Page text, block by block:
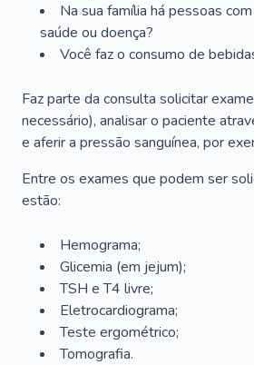
Na sua família há pessoas
saúde ou doença?
Você faz o consumo de
Faz parte da consulta solicitar
necessário), analisar o paciente
e aferir a pressão sanguínea, por
Entre os exames que podem ser
estão:
Hemograma;
Glicemia (em jejum);
TSH e T4 livre;
Eletrocardiograma;
Teste ergométrico;
Tomografia.